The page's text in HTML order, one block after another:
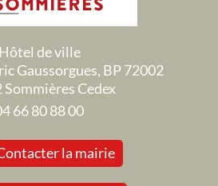
Hôtel de ville
Gaussorgues, BP 72002
Sommières Cedex
66 80 88 00
la mairie